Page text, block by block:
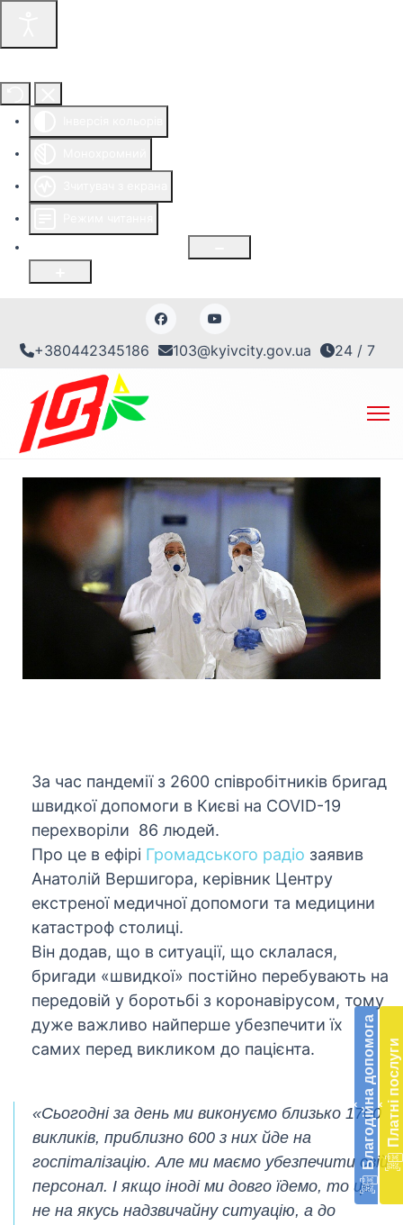
+380442345186 103@kyivcity.gov.ua 24 / 7
‹ Благодійна допомога ‹ Платні послуги
За час пандемії з 2600 співробітників бригад
швидкої допомоги в Києві на COVID-19
перехворіли 86 людей.
Про це в ефірі Громадського радіо заявив
Анатолій Вершигора, керівник Центру
екстреної медичної допомоги та медицини
катастроф столиці.
Він додав, що в ситуації, що склалася,
бригади «швидкої» постійно перебувають на
передовій у боротьбі з коронавірусом, тому
дуже важливо найперше убезпечити їх
самих перед викликом до пацієнта.
«Сьогодні за день ми виконуємо близько 1700
викликів, приблизно 600 з них йде на
госпіталізацію. Але ми маємо убезпечити свій
персонал. І якщо іноді ми довго їдемо, то це
не на якусь надзвичайну ситуацію, а до